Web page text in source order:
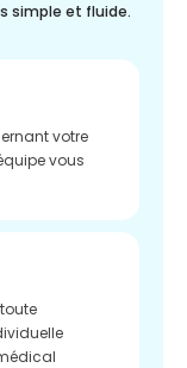
simple et fluide.
votre
vous